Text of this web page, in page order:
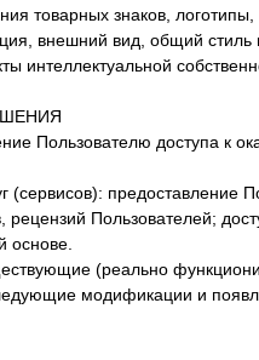
товарных знаков,
внешний вид, общий
интеллектуальной
Пользователю доступа к
предоставление
Пользователей;
основе.
(реально
модификации и